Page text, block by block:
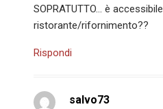
SOPRATUTTO… è
ristorante/rifornimento??
Rispondi
salvo73